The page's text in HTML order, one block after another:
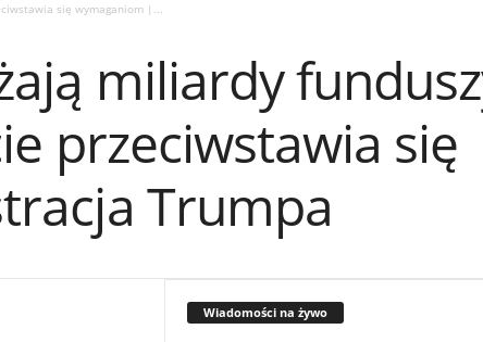
się wymaganiom |...
miliardy
przeciwstawia się
Trumpa
Wiadomości na żywo